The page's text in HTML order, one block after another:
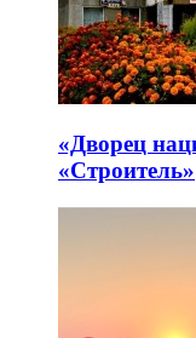
«Дворец
«Строитель»